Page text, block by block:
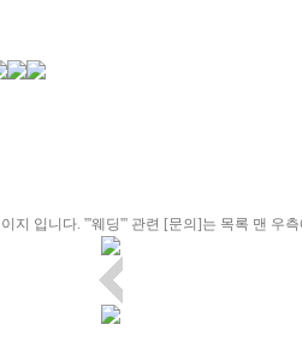
지 입니다. '''웨딩''' 관련 [문의]는 목록 맨 우